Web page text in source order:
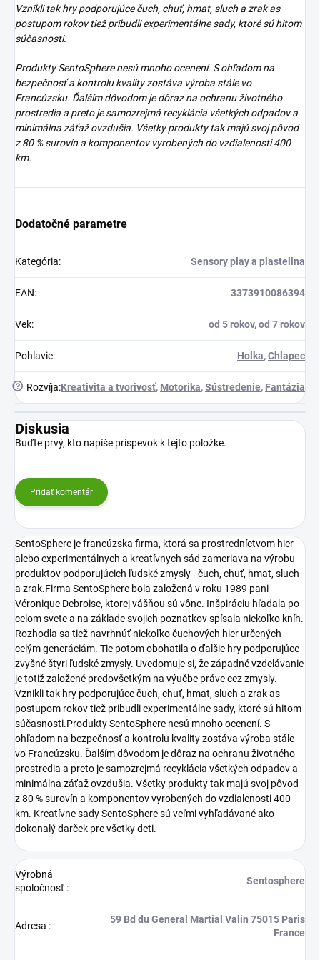
Vznikli tak hry podporujúce čuch, chuť, hmat, sluch a zrak as
postupom rokov tiež pribudli experimentálne sady, ktoré sú hitom
súčasnosti.
Produkty SentoSphere nesú mnoho ocenení. S ohľadom na
bezpečnosť a kontrolu kvality zostáva výroba stále vo
Francúzsku. Ďalším dôvodom je dôraz na ochranu životného
prostredia a preto je samozrejmá recyklácia všetkých odpadov a
minimálna záťaž ovzdušia. Všetky produkty tak majú svoj pôvod
z 80 % surovín a komponentov vyrobených do vzdialenosti 400
km.
Dodatočné parametre
Kategória: Sensory play a plastelina
EAN: 3373910086394
Vek: od 5 rokov,od 7 rokov
Pohlavie: Holka,Chlapec
? Rozvíja:Kreativita a tvorivosť, Motorika,Sústredenie, Fantázia
Diskusia
Buďte prvý, kto napíše príspevok k tejto položke.
Pridať komentár
SentoSphere je francúzska firma, ktorá sa prostredníctvom hier
alebo experimentálnych a kreatívnych sád zameriava na výrobu
produktov podporujúcich ľudské zmysly - čuch, chuť, hmat, sluch
a zrak.Firma SentoSphere bola založená v roku 1989 pani
Véronique Debroise, ktorej vášňou sú vône. Inšpiráciu hľadala po
celom svete a na základe svojich poznatkov spísala niekoľko kníh.
Rozhodla sa tiež navrhnúť niekoľko čuchových hier určených
celým generáciám. Tie potom obohatila o ďalšie hry podporujúce
zvyšné štyri ľudské zmysly. Uvedomuje si, že západné vzdelávanie
je totiž založené predovšetkým na výučbe práve cez zmysly.
Vznikli tak hry podporujúce čuch, chuť, hmat, sluch a zrak as
postupom rokov tiež pribudli experimentálne sady, ktoré sú hitom
súčasnosti.Produkty SentoSphere nesú mnoho ocenení. S
ohľadom na bezpečnosť a kontrolu kvality zostáva výroba stále
vo Francúzsku. Ďalším dôvodom je dôraz na ochranu životného
prostredia a preto je samozrejmá recyklácia všetkých odpadov a
minimálna záťaž ovzdušia. Všetky produkty tak majú svoj pôvod
z 80 % surovín a komponentov vyrobených do vzdialenosti 400
km. Kreatívne sady SentoSphere sú veľmi vyhľadávané ako
dokonalý darček pre všetky deti.
Výrobná
spoločnosť:
Sentosphere
Adresa :
59 Bd du General Martial Valin 75015 Paris
France